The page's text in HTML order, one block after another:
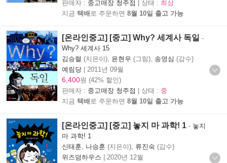
판매자 : 중고매장 청주점 | 상태 : 최상
지금 택배 로 주문하면 8월 10일 출고 가능
[온라인중고] [중고] Why? 세계사 독일 -
Why? 세계사 15
김승렬 (지은이), 윤현우 (그림), 송영심 (감수)
예림당
2011년 09월
6,400원 (42% 할인)
판매자 : 중고매장 청주점 | 상태 : 중
지금 택배 로 주문하면 8월 10일 출고 가능
[온라인중고] [중고] 놓지 마 과학! 1 - 놓지
마 과학! 1
신태훈, 나승훈 (지은이), 류진숙 (감수)
위즈덤하우스
2020년 12월